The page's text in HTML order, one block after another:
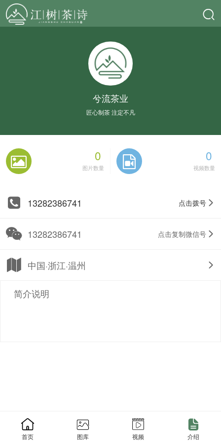
兮流茶业
匠心制茶 注定不凡
0
图片数量
0
视频数量
13282386741 点击拨号
13282386741 点击复制微信号
中国·浙江·温州
简介说明
首页 图库 视频 介绍